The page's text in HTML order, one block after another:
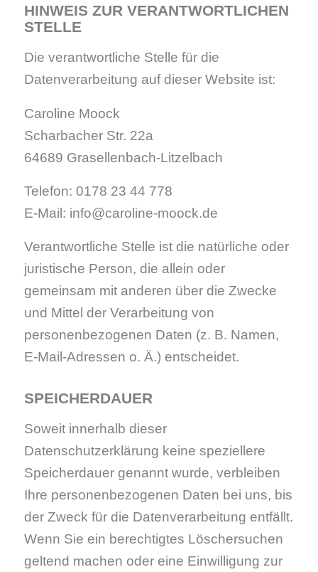
HINWEIS ZUR VERANTWORTLICHEN
STELLE
Die verantwortliche Stelle für die
Datenverarbeitung auf dieser Website ist:
Caroline Moock
Scharbacher Str. 22a
64689 Grasellenbach-Litzelbach
Telefon: 0178 23 44 778
E-Mail: info@caroline-moock.de
Verantwortliche Stelle ist die natürliche oder
juristische Person, die allein oder
gemeinsam mit anderen über die Zwecke
und Mittel der Verarbeitung von
personenbezogenen Daten (z. B. Namen,
E-Mail-Adressen o. Ä.) entscheidet.
SPEICHERDAUER
Soweit innerhalb dieser
Datenschutzerklärung keine speziellere
Speicherdauer genannt wurde, verbleiben
Ihre personenbezogenen Daten bei uns, bis
der Zweck für die Datenverarbeitung entfällt.
Wenn Sie ein berechtigtes Löschersuchen
geltend machen oder eine Einwilligung zur